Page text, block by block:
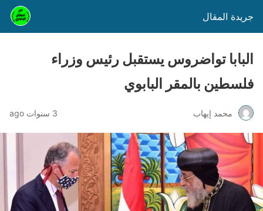
جريدة المقال
البابا تواضروس يستقبل رئيس وزراء
فلسطين بالمقر البابوي
محمد إيهاب 3 سنوات ago